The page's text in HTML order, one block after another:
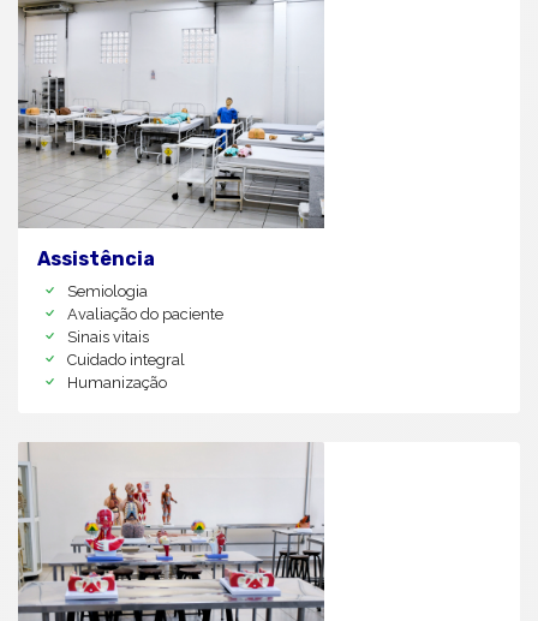
Assistência
Semiologia
Avaliação do paciente
Sinais vitais
Cuidado integral
Humanização